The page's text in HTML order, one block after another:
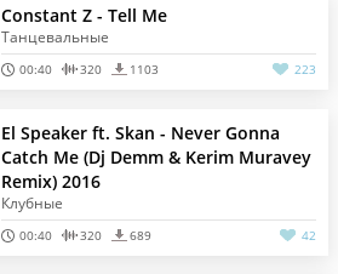
Constant Z - Tell Me
Танцевальные
00:40 320 1103 223
El Speaker ft. Skan - Never Gonna
Catch Me (Dj Demm & Kerim Muravey
Remix) 2016
Клубные
00:40 320 689 42